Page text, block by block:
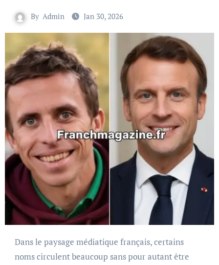
By Admin Jan 30, 2026
Dans le paysage médiatique français, certains
noms circulent beaucoup sans pour autant être